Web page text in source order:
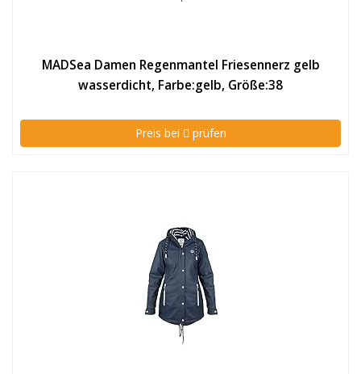
MADSea Damen Regenmantel Friesennerz gelb
wasserdicht, Farbe:gelb, Größe:38
Preis bei prüfen